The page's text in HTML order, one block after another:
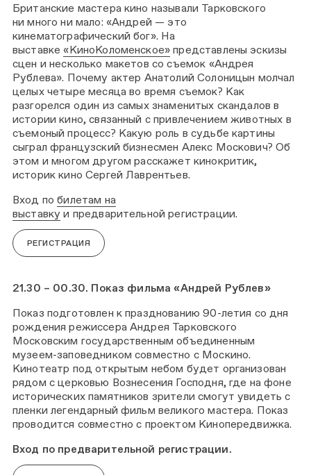
Британские мастера кино называли Тарковского
ни много ни мало: «Андрей — это
кинематографический бог». На
выставке«КиноКоломенское» представлены эскизы
сцен и несколько макетов со съемок «Андрея
Рублева». Почему актер Анатолий Солоницын молчал
целых четыре месяца во время съемок? Как
разгорелся один из самых знаменитых скандалов в
истории кино, связанный с привлечением животных в
съемоный процесс? Какую роль в судьбе картины
сыграл французский бизнесмен Алекс Москович? Об
этом и многом другом расскажет кинокритик,
историк кино Сергей Лаврентьев.
Вход побилетам на
выставку и предварительной регистрации.
РЕГИСТРАЦИЯ
21.30 – 00.30. Показ фильма «Андрей Рублев»
Показ подготовлен к празднованию 90-летия со дня
рождения режиссера Андрея Тарковского
Московским государственным объединенным
музеем-заповедником совместно с Москино.
Кинотеатр под открытым небом будет организован
рядом с церковью Вознесения Господня, где на фоне
исторических памятников зрители смогут увидеть с
пленки легендарный фильм великого мастера. Показ
проводится совместно с проектом Кинопередвижка.
Вход по предварительной регистрации.